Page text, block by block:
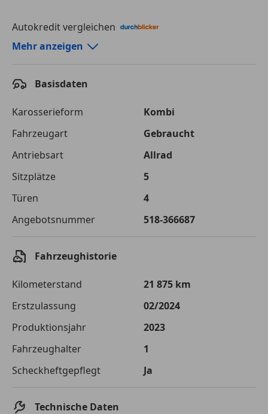
Autokredit vergleichen
Autokredit-Rechner von durchblicker.at
Laufzeit
120 Monate
Kreditbetrag
€ 52 800,-
Zu zahlender
Gesamtbetrag
€ 74 386,-
Einberechnete Gebühren
€ 0,-
Monatliche Rate € 619,88
von der von Ihnen gewählten Bank. Rückzahlungszeitraum 1-10
Mehr anzeigen
Basisdaten
Karosserieform
Kombi
Fahrzeugart
Gebraucht
Antriebsart
Allrad
Sitzplätze
5
Türen
4
Angebotsnummer
518-366687
Fahrzeughistorie
Kilometerstand
21 875 km
Erstzulassung
02/2024
Produktionsjahr
2023
Fahrzeughalter
1
Scheckheftgepflegt
Ja
Technische Daten